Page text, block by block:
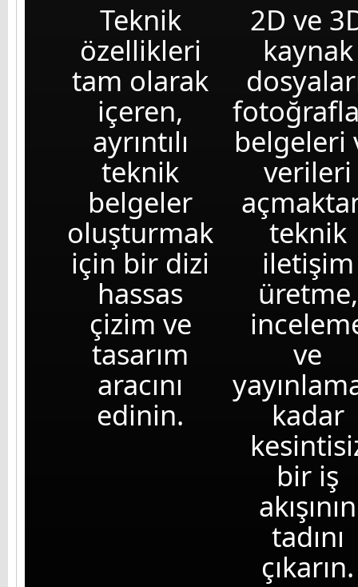
Teknik
özellikleri
tam olarak
içeren,
ayrıntılı
teknik
belgeler
oluşturmak
için bir dizi
hassas
çizim ve
tasarım
aracını
edinin.
2D ve
kaynak
belgeleri
verileri
teknik
iletişim
üretme,
ve
kadar
bir iş
akışının
tadını
çıkarın.